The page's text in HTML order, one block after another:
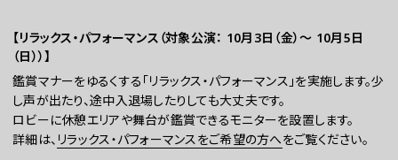
【リラックス・パフォーマンス（対象公演： 10月3日（金）～ 10月5日
（日））】
鑑賞マナーをゆるくする「リラックス・パフォーマンス」を実施します。少
し声が出たり、途中入退場したりしても大丈夫です。
ロビーに休憩エリアや舞台が鑑賞できるモニターを設置します。
詳細は、 リラックス・パフォーマンスをご希望の方へをご覧ください。